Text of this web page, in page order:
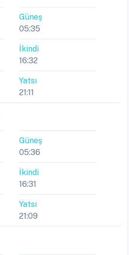
Güneş
05:35
İkindi
16:32
Yatsı
21:11
Güneş
05:36
İkindi
16:31
Yatsı
21:09